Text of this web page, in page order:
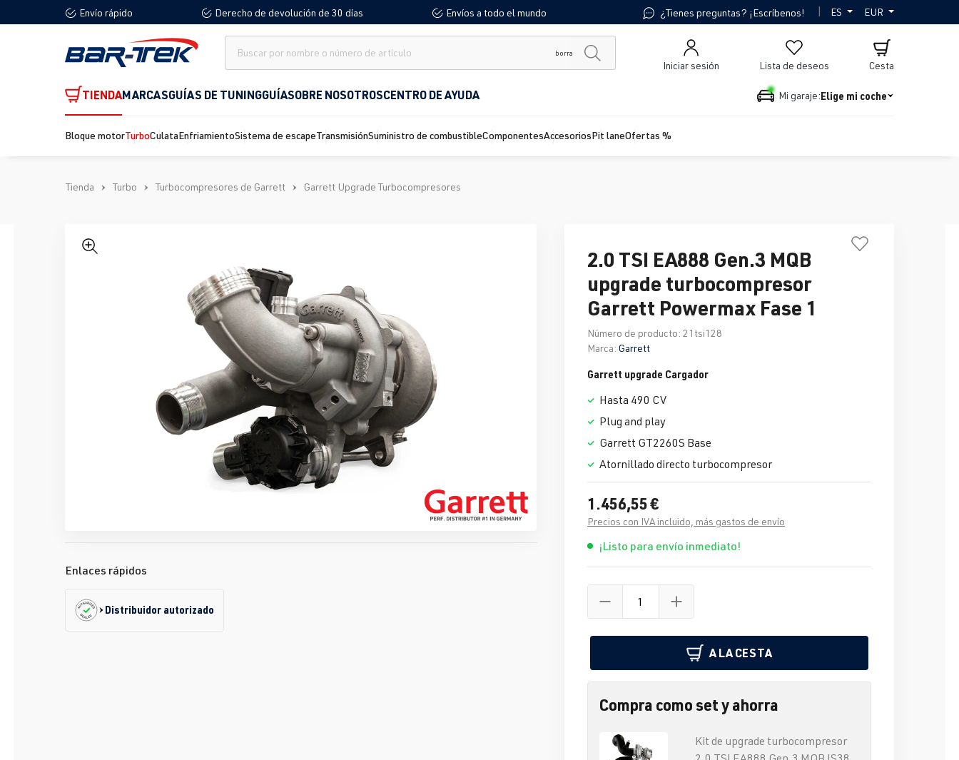
Saltar a la navegación principal
Envío rápido Derecho de devolución de 30 días Envíos a todo el mundo ¿Tienes preguntas? ¡Escríbenos! | ES EUR
borra
Lista de deseos
Iniciar sesión Cesta
TIENDAMARCASGUÍAS DE TUNINGGUÍASOBRE NOSOTROSCENTRO DE AYUDA Mi garaje:Elige mi coche
Bloque motorTurboCulataEnfriamientoSistema de escapeTransmisiónSuministro de combustibleComponentesAccesoriosPit laneOfertas %
Tienda Turbo Turbocompresores de Garrett Garrett Upgrade Turbocompresores
Enlaces rápidos
Distribuidor autorizado
2.0 TSI EA888 Gen.3 MQB
upgrade turbocompresor
Garrett Powermax Fase 1
Número de producto: 21tsi128
Marca: Garrett
Garrett upgrade Cargador
Hasta 490 CV
Plug and play
Garrett GT2260S Base
Atornillado directo turbocompresor
1.456,55 €
Precios con IVA incluido, más gastos de envío
¡Listo para envío inmediato!
A LA CESTA
Compra como set y ahorra
Kit de upgrade turbocompresor